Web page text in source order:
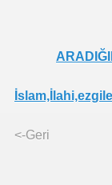
<-Geri